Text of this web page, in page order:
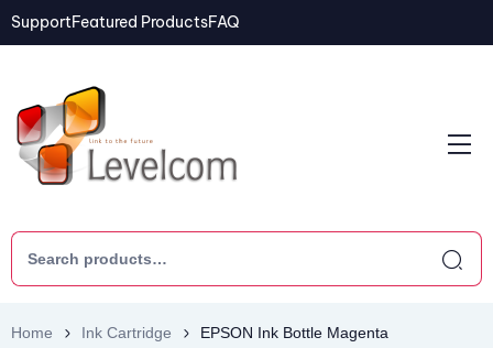
SupportFeatured ProductsFAQ
Home Ink Cartridge
EPSON Ink Bottle Magenta